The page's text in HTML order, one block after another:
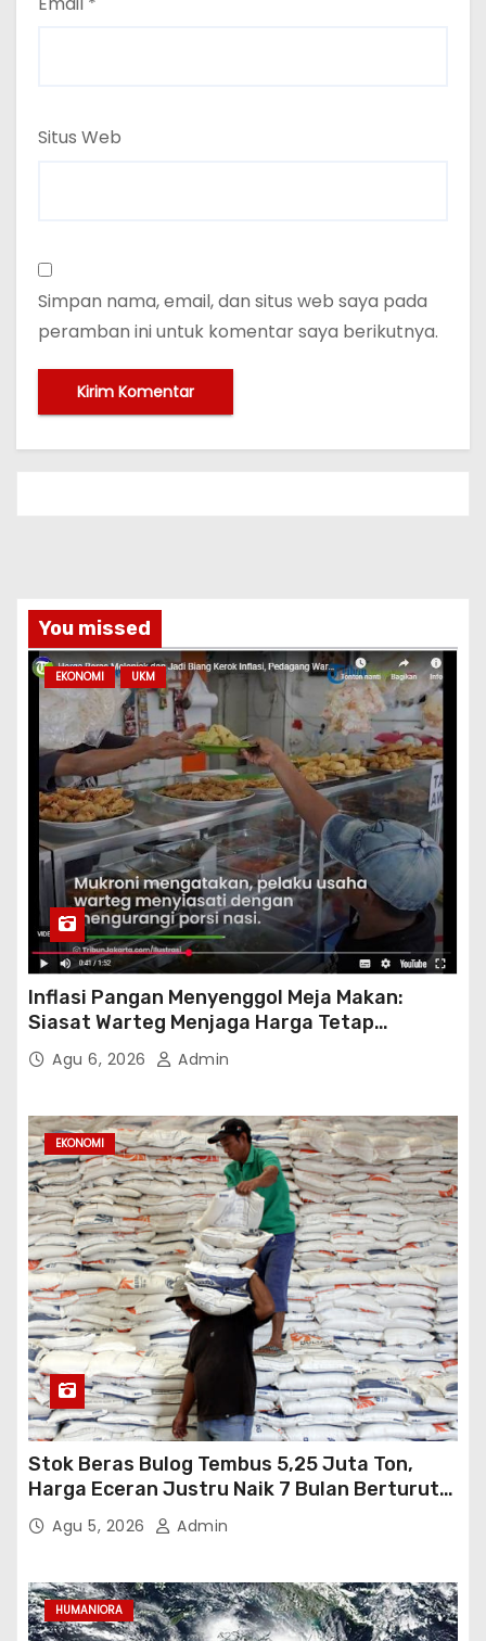
Situs Web
Simpan nama, email, dan situs web saya pada
peramban ini untuk komentar saya berikutnya.
You missed
EKONOMI UKM
Inflasi Pangan Menyenggol Meja Makan:
Siasat Warteg Menjaga Harga Tetap
Terjangkau
Agu 6, 2026 Admin
EKONOMI
Stok Beras Bulog Tembus 5,25 Juta Ton,
Harga Eceran Justru Naik 7 Bulan Berturut-
TurutAgu 5, 2026 Admin
HUMANIORA